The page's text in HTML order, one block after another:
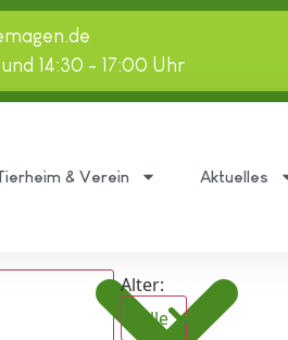
14:30 - 17:00 Uhr
& Verein Aktuelles
Alter:
Alle